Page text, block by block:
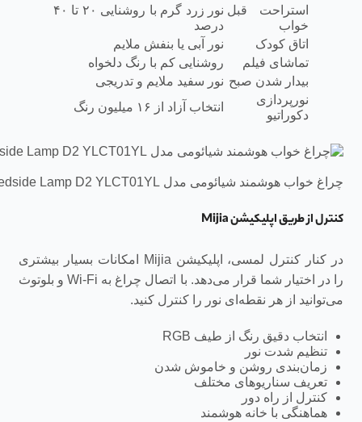
استراحت قبل
خواب
نور زرد گرم با روشنایی ۲۰ تا ۴۰
درصد
اتاق کودک
نور آبی یا بنفش ملایم
تماشای فیلم
روشنایی کم با رنگ دلخواه
بیدار شدن صبح نور سفید ملایم و تدریجی
نورپردازی
دکوراتیو
انتخاب آزاد از ۱۶ میلیون رنگ
چراغ خواب هوشمند شیائومی مدل Xiaomi Yeelight Bedside Lamp D2 YLCT01YL
کنترل از طریق اپلیکیشن Mijia
در کنار کنترل لمسی، اپلیکیشن Mijia امکانات بسیار بیشتری
را در اختیار شما قرار می‌دهد. با اتصال چراغ به Wi-Fi و بلوتوث
می‌توانید از هر نقطه‌ای نور را کنترل کنید.
انتخاب دقیق رنگ از طیف RGB
تنظیم شدت نور
زمان‌بندی روشن و خاموش شدن
تعریف سناریوهای مختلف
کنترل از راه دور
هماهنگی با خانه هوشمند